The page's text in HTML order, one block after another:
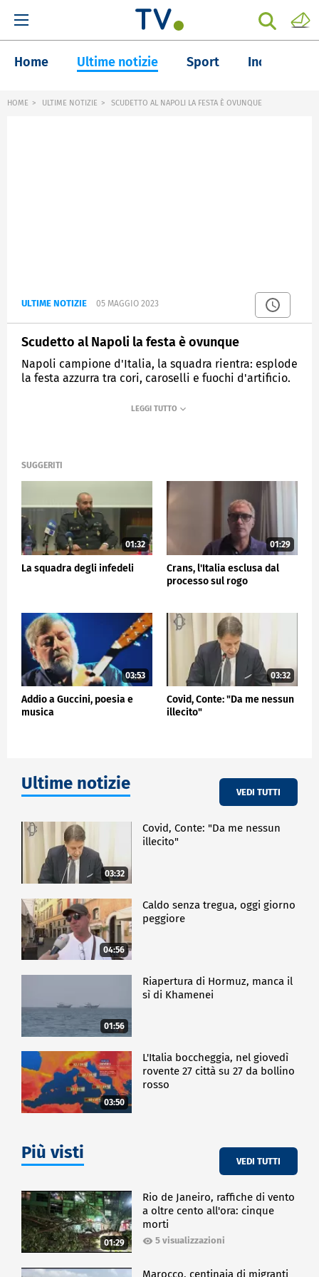
Home Ultime notizie Sport Inchieste
HOME ULTIME NOTIZIE SCUDETTO AL NAPOLI LA FESTA È OVUNQUE
ULTIME NOTIZIE 05 MAGGIO 2023
Scudetto al Napoli la festa è ovunque
Napoli campione d'Italia, la squadra rientra: esplode
la festa azzurra tra cori, caroselli e fuochi d'artificio.
SUGGERITI
01:32
La squadra degli infedeli
01:29
Crans, l'Italia esclusa dal
processo sul rogo
03:53
Addio a Guccini, poesia e
musica
03:32
Covid, Conte: "Da me nessun
illecito"
Ultime notizie VEDI TUTTI
03:32
Covid, Conte: "Da me nessun
illecito"
04:56
Caldo senza tregua, oggi giorno
peggiore
01:56
Riapertura di Hormuz, manca il
sì di Khamenei
03:50
L'Italia boccheggia, nel giovedì
rovente 27 città su 27 da bollino
rosso
Più visti VEDI TUTTI
01:29
Rio de Janeiro, raffiche di vento
a oltre cento all'ora: cinque
morti
5 visualizzazioni
Marocco, centinaia di migranti